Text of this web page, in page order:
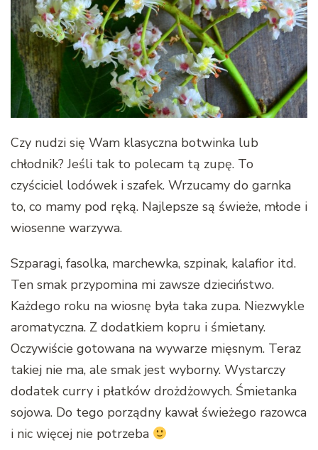
Czy nudzi się Wam klasyczna botwinka lub
chłodnik? Jeśli tak to polecam tą zupę. To
czyściciel lodówek i szafek. Wrzucamy do garnka
to, co mamy pod ręką. Najlepsze są świeże, młode i
wiosenne warzywa.
Szparagi, fasolka, marchewka, szpinak, kalafior itd.
Ten smak przypomina mi zawsze dzieciństwo.
Każdego roku na wiosnę była taka zupa. Niezwykle
aromatyczna. Z dodatkiem kopru i śmietany.
Oczywiście gotowana na wywarze mięsnym. Teraz
takiej nie ma, ale smak jest wyborny. Wystarczy
dodatek curry i płatków drożdżowych. Śmietanka
sojowa. Do tego porządny kawał świeżego razowca
i nic więcej nie potrzeba